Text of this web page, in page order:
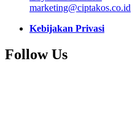
marketing@ciptakos.co.id
Kebijakan Privasi
Follow Us